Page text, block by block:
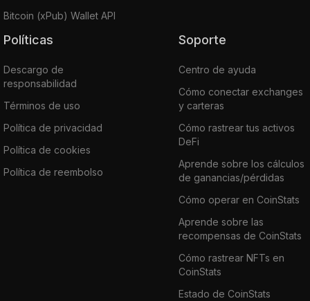
Bitcoin (xPub) Wallet API
Políticas
Descargo de
responsabilidad
Términos de uso
Política de privacidad
Política de cookies
Política de reembolso
Soporte
Centro de ayuda
Cómo conectar exchanges
y carteras
Cómo rastrear tus activos
DeFi
Aprende sobre los cálculos
de ganancias/pérdidas
Cómo operar en CoinStats
Aprende sobre las
recompensas de CoinStats
Cómo rastrear NFTs en
CoinStats
Estado de CoinStats